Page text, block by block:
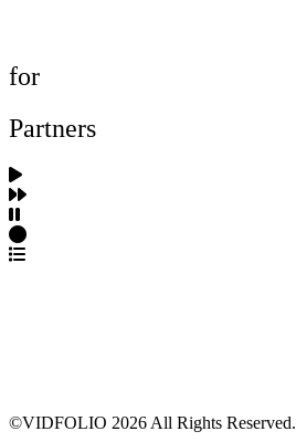
for
Partners
©VIDFOLIO 2026 All Rights Reserved.